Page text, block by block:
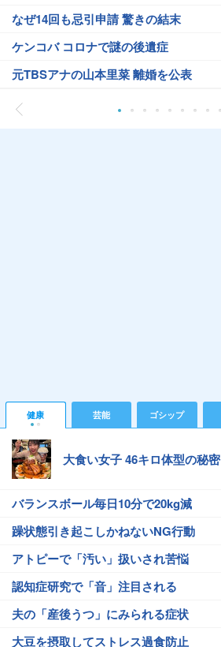
なぜ14回も忌引申請 驚きの結末
ケンコバ コロナで謎の後遺症
元TBSアナの山本里菜 離婚を公表
健康 芸能 ゴシップ
大食い女子 46キロ体型の秘密
バランスボール毎日10分で20kg減
躁状態引き起こしかねないNG行動
アトピーで「汚い」扱いされ苦悩
認知症研究で「音」注目される
夫の「産後うつ」にみられる症状
大豆を摂取してストレス過食防止